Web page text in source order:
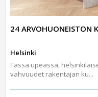
24 ARVOHUONEISTON
Helsinki
Tässä upeassa,
vahvuudet rakentajan ku...